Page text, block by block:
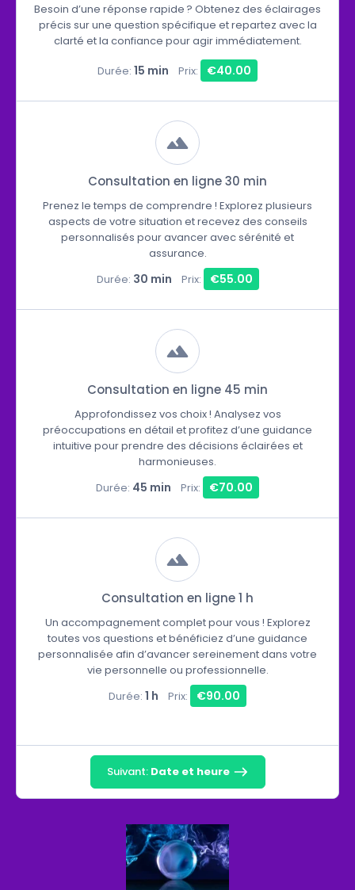
Besoin d’une réponse rapide ? Obtenez des éclairages
précis sur une question spécifique et repartez avec la
clarté et la confiance pour agir immédiatement.
Durée: 15 min Prix: €40.00
Consultation en ligne 30 min
Prenez le temps de comprendre ! Explorez plusieurs
aspects de votre situation et recevez des conseils
personnalisés pour avancer avec sérénité et
assurance.
Durée: 30 min Prix: €55.00
Consultation en ligne 45 min
Approfondissez vos choix ! Analysez vos
préoccupations en détail et profitez d’une guidance
intuitive pour prendre des décisions éclairées et
harmonieuses.
Durée: 45 min Prix: €70.00
Consultation en ligne 1 h
Un accompagnement complet pour vous ! Explorez
toutes vos questions et bénéficiez d’une guidance
personnalisée afin d’avancer sereinement dans votre
vie personnelle ou professionnelle.
Durée: 1 h Prix: €90.00
Suivant: Date et heure